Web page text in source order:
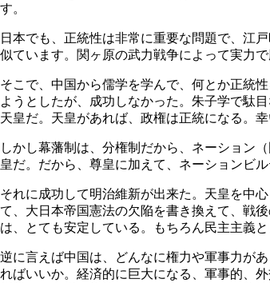
す。
日本でも、正統性は非常に重要な問題で、江
似ています。関ヶ原の武力戦争によって実力
そこで、中国から儒学を学んで、何とか正統
ようとしたが、成功しなかった。朱子学で駄
天皇だ。天皇があれば、政権は正統になる。
しかし幕藩制は、分権制だから、ネーション
皇だ。だから、尊皇に加えて、ネーションビ
それに成功して明治維新が出来た。天皇を中
て、大日本帝国憲法の欠陥を書き換えて、戦
は、とても安定している。もちろん民主主義
逆に言えば中国は、どんなに権力や軍事力が
ればいいか。経済的に巨大になる、軍事的、